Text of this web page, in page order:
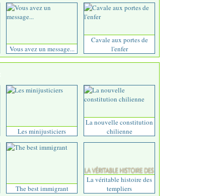
Vous avez un message...
Cavale aux portes de
l'enfer
Les minijusticiers
La nouvelle constitution
chilienne
The best immigrant
La véritable histoire des
templiers